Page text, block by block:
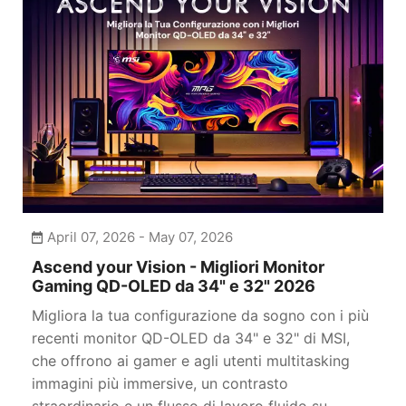
April 07, 2026 - May 07, 2026
Ascend your Vision - Migliori Monitor
Gaming QD-OLED da 34" e 32" 2026
Migliora la tua configurazione da sogno con i più
recenti monitor QD-OLED da 34" e 32" di MSI,
che offrono ai gamer e agli utenti multitasking
immagini più immersive, un contrasto